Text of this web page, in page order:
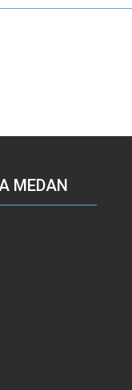
MEDAN